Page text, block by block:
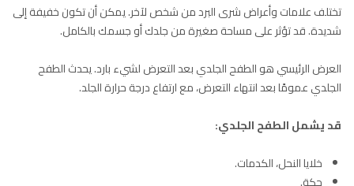
تختلف علامات وأعراض شرى البرد من شخص لآخر. يمكن أن تكون خفيفة إلى
شديدة. قد تؤثر على مساحة صغيرة من جلدك أو جسمك بالكامل.
العرض الرئيسي هو الطفح الجلدي بعد التعرض لشيء بارد. يحدث الطفح
الجلدي عمومًا بعد انتهاء التعرض، مع ارتفاع درجة حرارة الجلد.
قد يشمل الطفح الجلدي:
خلايا النحل، الكدمات.